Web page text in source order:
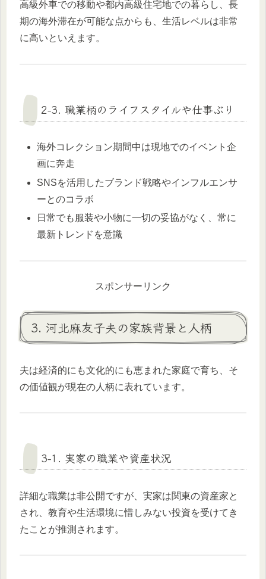
高級外車での移動や都内高級住宅地での暮らし、長
期の海外滞在が可能な点からも、生活レベルは非常
に高いといえます。
2-3. 職業柄のライフスタイルや仕事ぶり
海外コレクション期間中は現地でのイベント企
画に奔走
SNSを活用したブランド戦略やインフルエンサ
ーとのコラボ
日常でも服装や小物に一切の妥協がなく、常に
最新トレンドを意識
スポンサーリンク
3. 河北麻友子夫の家族背景と人柄
夫は経済的にも文化的にも恵まれた家庭で育ち、そ
の価値観が現在の人柄に表れています。
3-1. 実家の職業や資産状況
詳細な職業は非公開ですが、実家は関東の資産家と
され、教育や生活環境に惜しみない投資を受けてき
たことが推測されます。